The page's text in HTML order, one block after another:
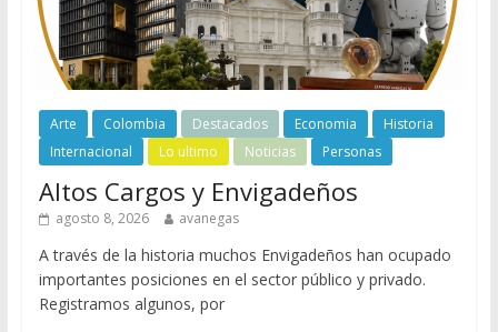
Arte Colombia Destacados Economia
Historia
Internacional
Lo ultimo Noticias Personas
Altos Cargos y Envigadeños
agosto 8, 2026 avanegas
A través de la historia muchos Envigadeños han ocupado
importantes posiciones en el sector público y privado.
Registramos algunos, por